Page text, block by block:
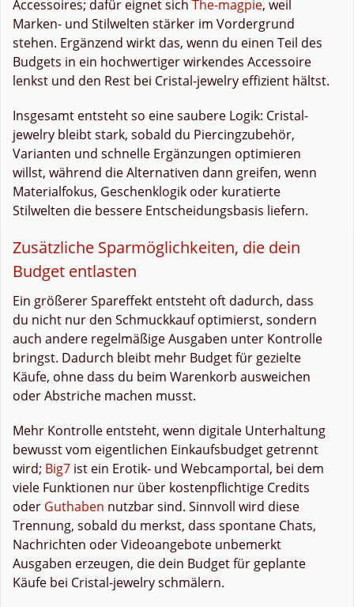
Accessoires; dafür eignet sich The-magpie, weil
Marken- und Stilwelten stärker im Vordergrund
stehen. Ergänzend wirkt das, wenn du einen Teil des
Budgets in ein hochwertiger wirkendes Accessoire
lenkst und den Rest bei Cristal-jewelry effizient hältst.
Insgesamt entsteht so eine saubere Logik: Cristal-
jewelry bleibt stark, sobald du Piercingzubehör,
Varianten und schnelle Ergänzungen optimieren
willst, während die Alternativen dann greifen, wenn
Materialfokus, Geschenklogik oder kuratierte
Stilwelten die bessere Entscheidungsbasis liefern.
Zusätzliche Sparmöglichkeiten, die dein
Budget entlasten
Ein größerer Spareffekt entsteht oft dadurch, dass
du nicht nur den Schmuckkauf optimierst, sondern
auch andere regelmäßige Ausgaben unter Kontrolle
bringst. Dadurch bleibt mehr Budget für gezielte
Käufe, ohne dass du beim Warenkorb ausweichen
oder Abstriche machen musst.
Mehr Kontrolle entsteht, wenn digitale Unterhaltung
bewusst vom eigentlichen Einkaufsbudget getrennt
wird; Big7 ist ein Erotik‑ und Webcamportal, bei dem
viele Funktionen nur über kostenpflichtige Credits
oder Guthaben nutzbar sind. Sinnvoll wird diese
Trennung, sobald du merkst, dass spontane Chats,
Nachrichten oder Videoangebote unbemerkt
Ausgaben erzeugen, die dein Budget für geplante
Käufe bei Cristal-jewelry schmälern.